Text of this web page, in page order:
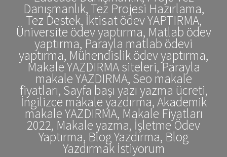
Danışmanlık, Tez Projesi Hazırlama,
Tez Destek, İktisat ödev YAPTIRMA,
Üniversite ödev yaptırma, Matlab ödev
yaptırma, Parayla matlab ödevi
yaptırma, Mühendislik ödev yaptırma,
Makale YAZDIRMA siteleri, Parayla
makale YAZDIRMA, Seo makale
fiyatları, Sayfa başı yazı yazma ücreti,
İngilizce makale yazdırma, Akademik
makale YAZDIRMA, Makale Fiyatları
2022, Makale yazma, İşletme Ödev
Yaptırma, Blog Yazdırma, Blog
Yazdırmak İstiyorum